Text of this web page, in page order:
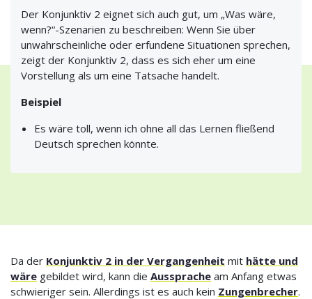
Der Konjunktiv 2 eignet sich auch gut, um „Was wäre,
wenn?“-Szenarien zu beschreiben: Wenn Sie über
unwahrscheinliche oder erfundene Situationen sprechen,
zeigt der Konjunktiv 2, dass es sich eher um eine
Vorstellung als um eine Tatsache handelt.
Beispiel
Es wäre toll, wenn ich ohne all das Lernen fließend
Deutsch sprechen könnte.
Da der Konjunktiv 2 in der Vergangenheit mit hätte und
wäre gebildet wird, kann die Aussprache am Anfang etwas
schwieriger sein. Allerdings ist es auch kein Zungenbrecher.